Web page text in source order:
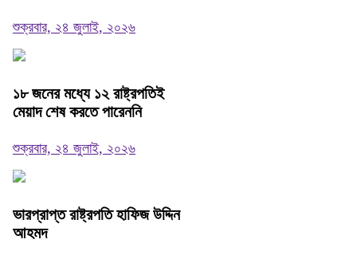
শুক্রবার, ২৪ জুলাই, ২০২৬
১৮ জনের মধ্যে ১২ রাষ্ট্রপতিই
মেয়াদ শেষ করতে পারেননি
শুক্রবার, ২৪ জুলাই, ২০২৬
ভারপ্রাপ্ত রাষ্ট্রপতি হাফিজ উদ্দিন
আহমদ